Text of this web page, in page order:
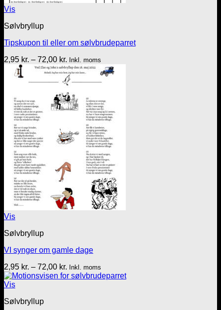
Vis
Sølvbryllup
Tipskupon til eller om sølvbrudeparret
2,95 kr. – 72,00 kr. Prisinterval:
2,95 kr.
til
72,00 kr.
Inkl. moms
Vis
Sølvbryllup
VI synger om gamle dage
2,95 kr. – 72,00 kr. Prisinterval:
2,95 kr.
Inkl. moms
Vis
Sølvbryllup